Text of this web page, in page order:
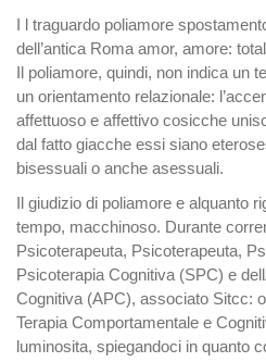
I l traguardo poliamore
dell’antica Roma amor, amore:
Il poliamore, quindi, non indica un
un orientamento relazionale:
affettuoso e affettivo cosicche
dal fatto giacche essi siano
bisessuali o anche asessuali.
Il giudizio di poliamore e alquanto
tempo, macchinoso. Durante
Psicoterapeuta, Psicoterapeuta,
Psicoterapia Cognitiva (SPC) e
Cognitiva (APC), associato Sitcc:
Terapia Comportamentale e
luminosita, spiegandoci in quanto